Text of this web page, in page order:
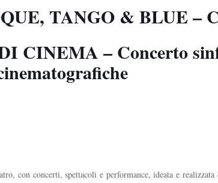
TANGO & BLUE –
CINEMA – Concerto
con concerti, spettacoli e performance, ideata e realizzata